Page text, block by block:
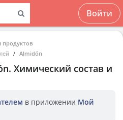
Войти
продуктов
Almidón
. Химический состав и
в приложении Мой